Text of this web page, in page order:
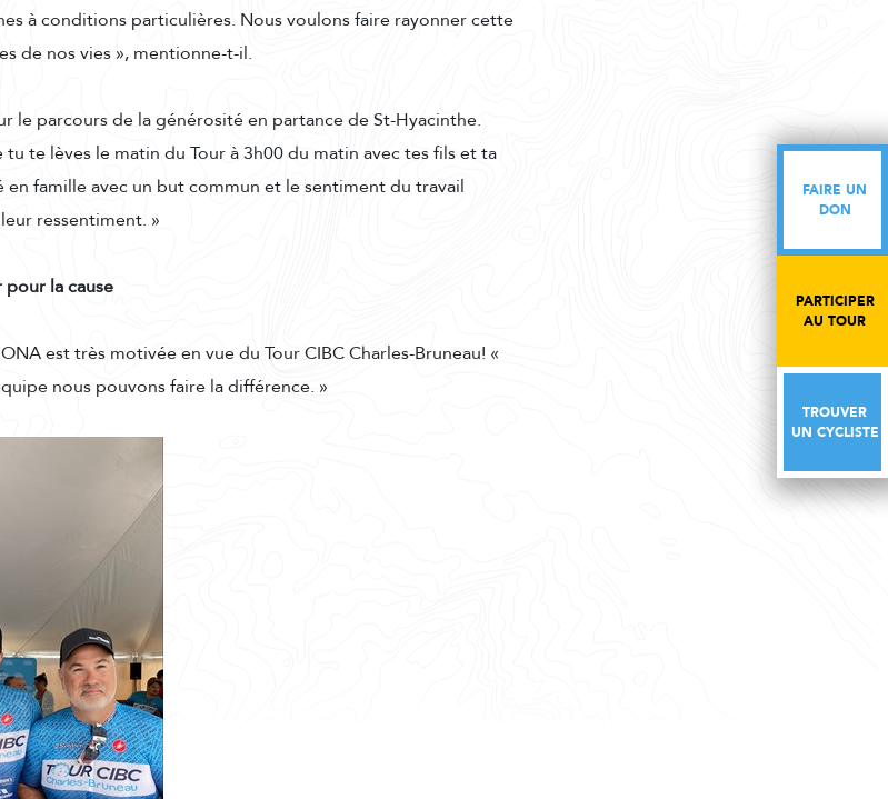
FAIRE UN
DON
PARTICIPER
AU TOUR
TROUVER
UN CYCLISTE
à conditions particulières. Nous voulons faire rayonner cette
de nos vies », mentionne-t-il.
le parcours de la générosité en partance de St-Hyacinthe.
te lèves le matin du Tour à 3h00 du matin avec tes fils et ta
famille avec un but commun et le sentiment du travail
ressentiment. »
la cause
est très motivée en vue du Tour CIBC Charles-Bruneau! «
nous pouvons faire la différence. »
FAIRE UN
DON
PARTICIPER
AU TOUR
TROUVER
UN CYCLISTE